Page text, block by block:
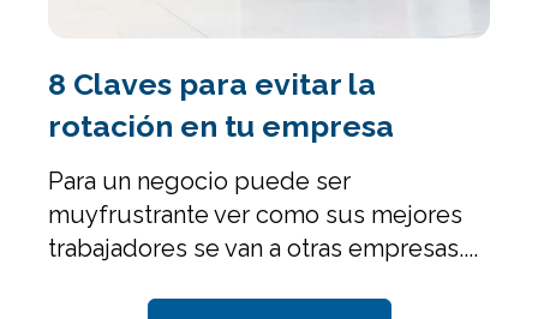
8 Claves para evitar la
rotación en tu empresa
Para un negocio puede ser
muyfrustrante ver como sus mejores
trabajadores se van a otras empresas....